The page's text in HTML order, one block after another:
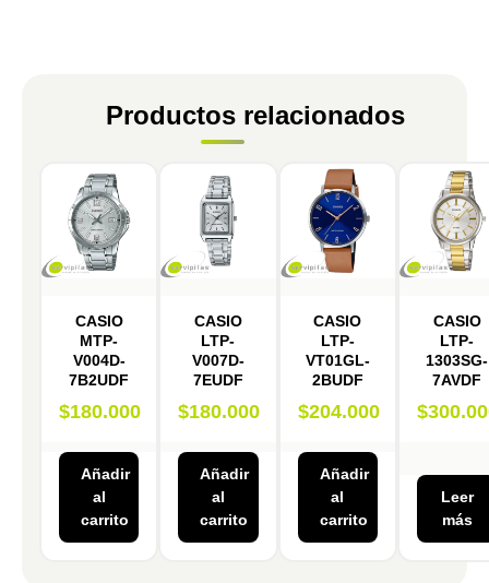
Productos relacionados
CASIO
MTP-
V004D-
7B2UDF
$180.000
Añadir
al
carrito
CASIO
LTP-
V007D-
7EUDF
$180.000
Añadir
al
carrito
CASIO
LTP-
VT01GL-
2BUDF
$204.000
Añadir
al
carrito
CASIO
LTP-
1303SG-
7AVDF
$
Leer
más